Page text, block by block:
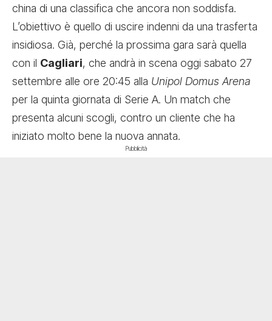
china di una classifica che ancora non soddisfa.
L’obiettivo è quello di uscire indenni da una trasferta
insidiosa. Già, perché la prossima gara sarà quella
con il Cagliari, che andrà in scena oggi sabato 27
settembre alle ore 20:45 alla Unipol Domus Arena
per la quinta giornata di Serie A. Un match che
presenta alcuni scogli, contro un cliente che ha
iniziato molto bene la nuova annata.
Pubblicità